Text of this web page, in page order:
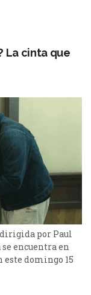
La cinta que
por Paul
encuentra en
este domingo 15
por las
otra le ganó la